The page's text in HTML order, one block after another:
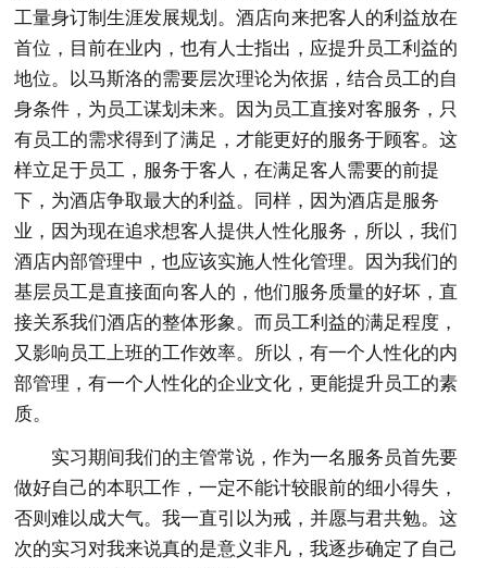
工量身订制生涯发展规划。酒店向来把客人的利益放在
首位，目前在业内，也有人士指出，应提升员工利益的
地位。以马斯洛的需要层次理论为依据，结合员工的自
身条件，为员工谋划未来。因为员工直接对客服务，只
有员工的需求得到了满足，才能更好的服务于顾客。这
样立足于员工，服务于客人，在满足客人需要的前提
下，为酒店争取最大的利益。同样，因为酒店是服务
业，因为现在追求想客人提供人性化服务，所以，我们
酒店内部管理中，也应该实施人性化管理。因为我们的
基层员工是直接面向客人的，他们服务质量的好坏，直
接关系我们酒店的整体形象。而员工利益的满足程度，
又影响员工上班的工作效率。所以，有一个人性化的内
部管理，有一个人性化的企业文化，更能提升员工的素
质。
实习期间我们的主管常说，作为一名服务员首先要
做好自己的本职工作，一定不能计较眼前的细小得失，
否则难以成大气。我一直引以为戒，并愿与君共勉。这
次的实习对我来说真的是意义非凡，我逐步确定了自己